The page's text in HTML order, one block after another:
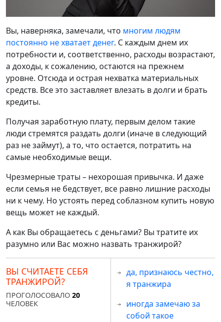
Вы, наверняка, замечали, что многим людям
постоянно не хватает денег. С каждым днем их
потребности и, соответственно, расходы возрастают,
а доходы, к сожалению, остаются на прежнем
уровне. Отсюда и острая нехватка материальных
средств. Все это заставляет влезать в долги и брать
кредиты.
Получая заработную плату, первым делом такие
люди стремятся раздать долги (иначе в следующий
раз не займут), а то, что остается, потратить на
самые необходимые вещи.
Чрезмерные траты – нехорошая привычка. И даже
если семья не бедствует, все равно лишние расходы
ни к чему. Но устоять перед соблазном купить новую
вещь может не каждый.
А как Вы обращаетесь с деньгами? Вы тратите их
разумно или Вас можно назвать транжирой?
ВЫ СЧИТАЕТЕ СЕБЯ
ТРАНЖИРОЙ?
ПРОГОЛОСОВАЛО 20
ЧЕЛОВЕК
да, признаюсь честно,
я транжира
иногда замечаю за
собой такое